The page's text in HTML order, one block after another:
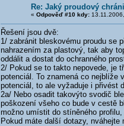
Re: Jaký proudový
« Odpověď #10 kdy:
Řešení jsou dvě:
1/ zabránit bleskovému proudu se
nahrazením za plastový, tak aby
oddálit a dostat do ochranného
2/ Pokud se to takto nepovede, je
potenciál. To znamená co nejblíže
potenciál, to ale vyžaduje i přivést
2a/ Nebo osadit takovýto svodič
poškození všeho co bude v cestě
možno umístit do stíněného
Pokud máte další dotazy, nváhejte